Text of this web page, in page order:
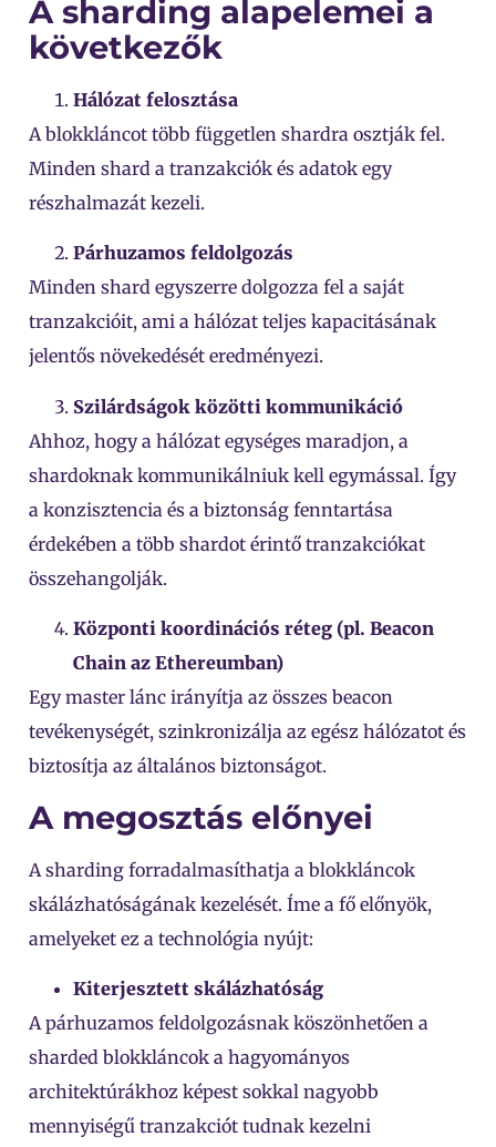
A sharding alapelemei a
következők
Hálózat felosztása
A blokkláncot több független shardra osztják fel.
Minden shard a tranzakciók és adatok egy
részhalmazát kezeli.
Párhuzamos feldolgozás
Minden shard egyszerre dolgozza fel a saját
tranzakcióit, ami a hálózat teljes kapacitásának
jelentős növekedését eredményezi.
Szilárdságok közötti kommunikáció
Ahhoz, hogy a hálózat egységes maradjon, a
shardoknak kommunikálniuk kell egymással. Így
a konzisztencia és a biztonság fenntartása
érdekében a több shardot érintő tranzakciókat
összehangolják.
Központi koordinációs réteg (pl. Beacon
Chain az Ethereumban)
Egy master lánc irányítja az összes beacon
tevékenységét, szinkronizálja az egész hálózatot és
biztosítja az általános biztonságot.
A megosztás előnyei
A sharding forradalmasíthatja a blokkláncok
skálázhatóságának kezelését. Íme a fő előnyök,
amelyeket ez a technológia nyújt:
Kiterjesztett skálázhatóság
A párhuzamos feldolgozásnak köszönhetően a
sharded blokkláncok a hagyományos
architektúrákhoz képest sokkal nagyobb
mennyiségű tranzakciót tudnak kezelni